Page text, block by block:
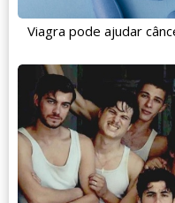
Viagra pode ajudar